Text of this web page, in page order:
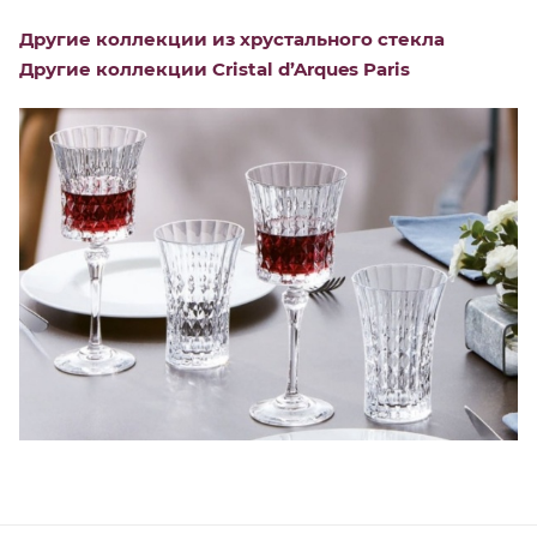
Другие коллекции из хрустального стекла
Другие коллекции Cristal d’Arques Paris